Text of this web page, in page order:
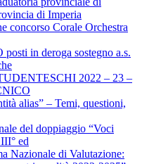
di Imperia
concorso Corale Orchestra
in deroga sostegno a.s.
2022 – 23 –
alias” – Temi, questioni,
del doppiaggio “Voci
ed
Nazionale di Valutazione: